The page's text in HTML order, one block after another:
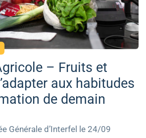
– Fruits et
aux habitudes
de demain
Générale d’Interfel le 24/09